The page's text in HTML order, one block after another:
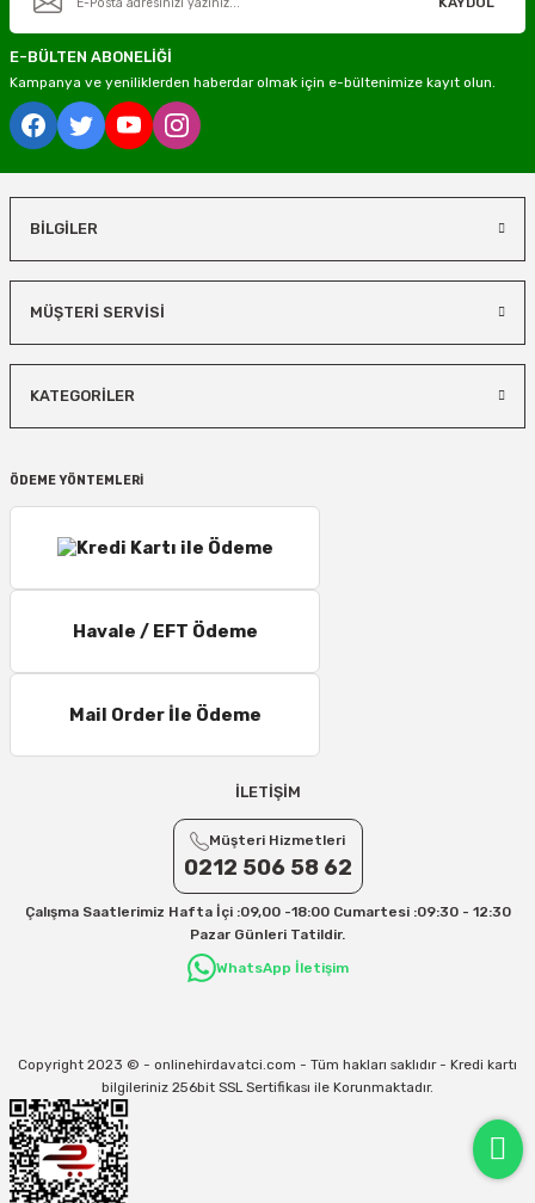
E-BÜLTEN ABONELİĞİ
Kampanya ve yeniliklerden haberdar olmak için e-bültenimize kayıt olun.
BİLGİLER
MÜŞTERİ SERVİSİ
KATEGORİLER
ÖDEME YÖNTEMLERİ
Havale / EFT Ödeme
Mail Order İle Ödeme
İLETİŞİM
Müşteri Hizmetleri
0212 506 58 62
Çalışma Saatlerimiz Hafta İçi :09,00 -18:00 Cumartesi :09:30 - 12:30
Pazar Günleri Tatildir.
WhatsApp İletişim
Copyright 2023 © - onlinehirdavatci.com - Tüm hakları saklıdır - Kredi kartı
bilgileriniz 256bit SSL Sertifikası ile Korunmaktadır.